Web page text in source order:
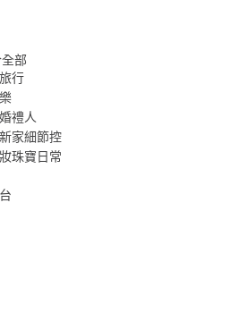
部
行
婚禮人
家細節控
珠寶日常